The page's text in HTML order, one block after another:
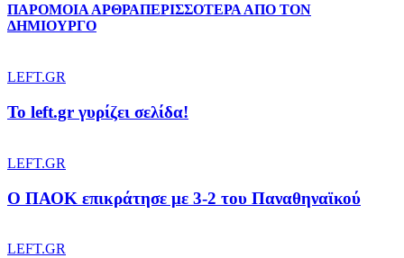
ΠΑΡΟΜΟΙΑ ΑΡΘΡΑΠΕΡΙΣΣΟΤΕΡΑ ΑΠΟ ΤΟΝ
ΔΗΜΙΟΥΡΓΟ
LEFT.GR
To left.gr γυρίζει σελίδα!
LEFT.GR
Ο ΠΑΟΚ επικράτησε με 3-2 του Παναθηναϊκού
LEFT.GR